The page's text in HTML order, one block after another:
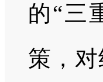
的“三
策，